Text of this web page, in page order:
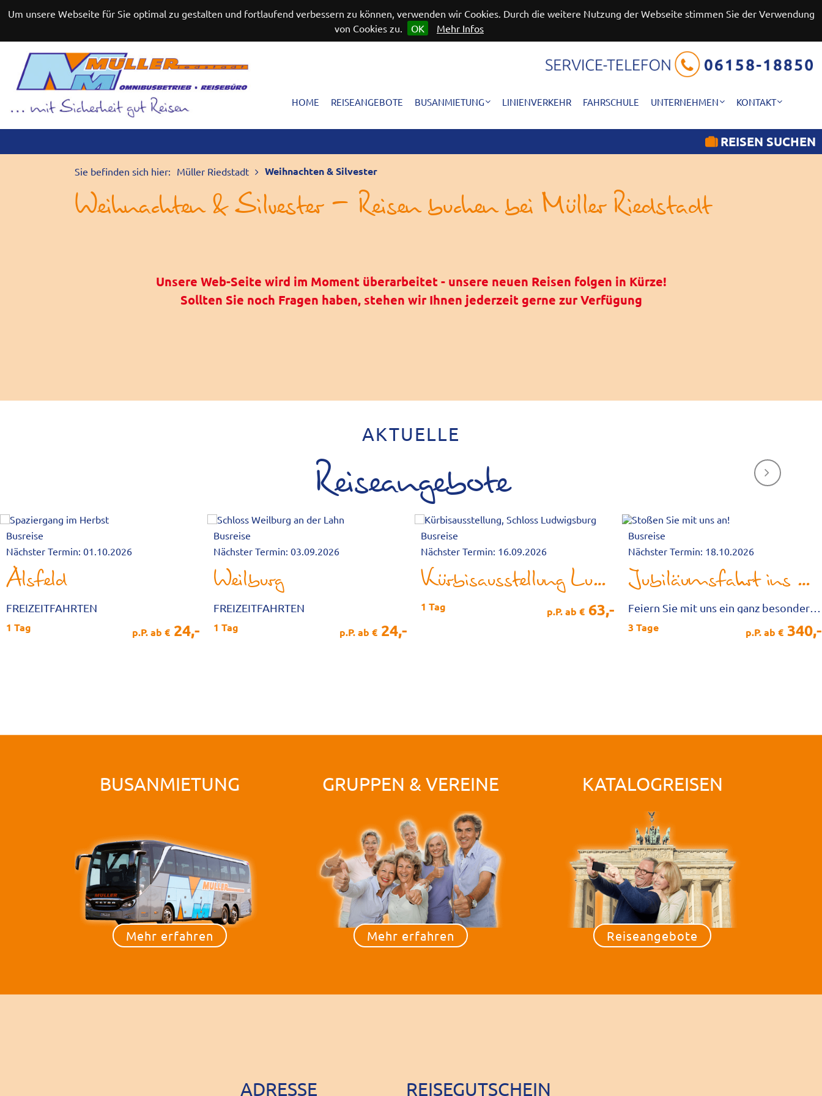
Um unsere Webseite für Sie optimal zu gestalten und fortlaufend verbessern zu können, verwenden wir Cookies. Durch die weitere Nutzung der Webseite stimmen Sie der Verwendung
von Cookies zu.
OK Mehr Infos
NAVIGATION
ÜBERSPRINGEN
HOME REISEANGEBOTE BUSANMIETUNG LINIENVERKEHR FAHRSCHULE UNTERNEHMEN KONTAKT
REISEN SUCHEN
Sie befinden sich hier: Müller Riedstadt Weihnachten & Silvester
Weihnachten & Silvester - Reisen buchen bei Müller Riedstadt
Unsere Web-Seite wird im Moment überarbeitet - unsere neuen Reisen folgen in Kürze!
Sollten Sie noch Fragen haben, stehen wir Ihnen jederzeit gerne zur Verfügung
AKTUELLE
Reiseangebote
Busreise
Nächster Termin: 01.10.2026
Alsfeld
FREIZEITFAHRTEN
1 Tag
p.P. ab € 24,-
Busreise
Nächster Termin: 03.09.2026
Weilburg
FREIZEITFAHRTEN
1 Tag
p.P. ab € 24,-
Busreise
Nächster Termin: 16.09.2026
Kürbis­ausstellung Ludwigsburg
1 Tag p.P. ab € 63,-
Busreise
Nächster Termin: 18.10.2026
Jubiläumsfahrt ins Blaue - 100 Jahre Omnibusbetrieb Müller
Feiern Sie mit uns ein ganz besonderes Ereignis!
3 Tage
p.P. ab € 340,-
BUSANMIETUNG
Mehr erfahren
GRUPPEN & VEREINE
Mehr erfahren
KATALOGREISEN
Reiseangebote
ADRESSE REISEGUTSCHEIN